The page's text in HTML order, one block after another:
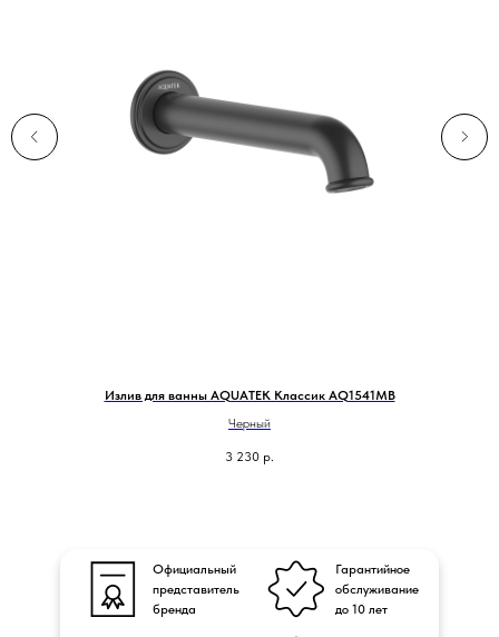
Излив для ванны AQUATEK Классик AQ1541MB
Черный
3 230 р.
Официальный
представитель
бренда
Гарантийное
обслуживание
до 10 лет